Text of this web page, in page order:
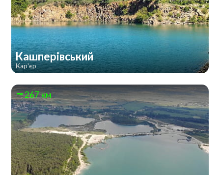
Кашперівський
Кар'єр
267 км